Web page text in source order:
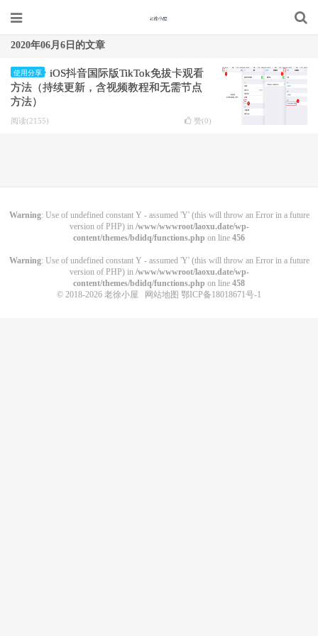
2020年06月6日的文章
使用分享
iOS抖音国际版TikTok免拔卡观看
方法（持续更新，含视频教程和无需节点
方法）
阅读(2155) 赞(0)
Warning: Use of undefined constant Y - assumed 'Y' (this will throw an Error in a future
version of PHP) in /www/wwwroot/laoxu.date/wp-
content/themes/bdidq/functions.php on line 456
Warning: Use of undefined constant Y - assumed 'Y' (this will throw an Error in a future
version of PHP) in /www/wwwroot/laoxu.date/wp-
content/themes/bdidq/functions.php on line 458
© 2018-2026 老徐小屋 网站地图 鄂ICP备18018671号-1